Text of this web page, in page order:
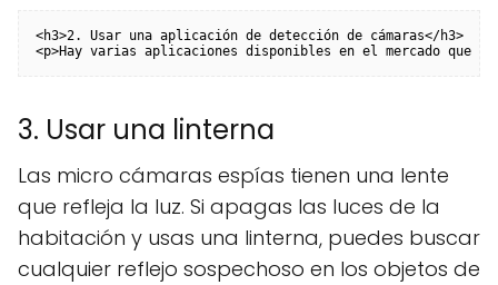
<h3>2. Usar una aplicación de detección de cámaras</h3>
<p>Hay varias aplicaciones disponibles en el mercado
3. Usar una linterna
Las micro cámaras espías tienen una lente
que refleja la luz. Si apagas las luces de la
habitación y usas una linterna, puedes buscar
cualquier reflejo sospechoso en los objetos de